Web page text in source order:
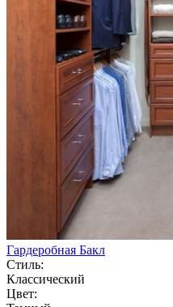
Гардеробная Бакл
Стиль:
Классический
Цвет: